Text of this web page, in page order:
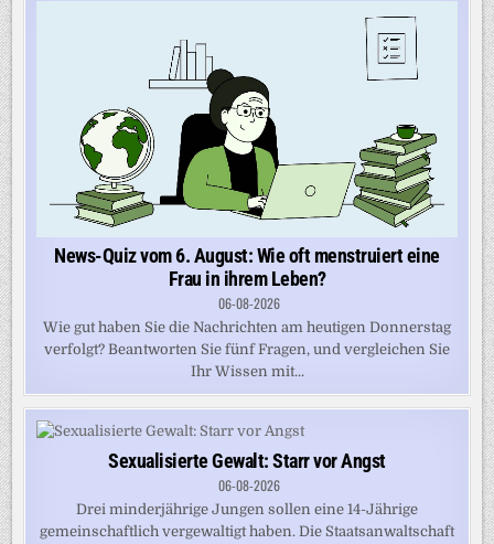
News-Quiz vom 6. August: Wie oft menstruiert eine
Frau in ihrem Leben?
06-08-2026
Wie gut haben Sie die Nachrichten am heutigen Donnerstag
verfolgt? Beantworten Sie fünf Fragen, und vergleichen Sie
Ihr Wissen mit...
Sexualisierte Gewalt: Starr vor Angst
06-08-2026
Drei minderjährige Jungen sollen eine 14-Jährige
gemeinschaftlich vergewaltigt haben. Die Staatsanwaltschaft